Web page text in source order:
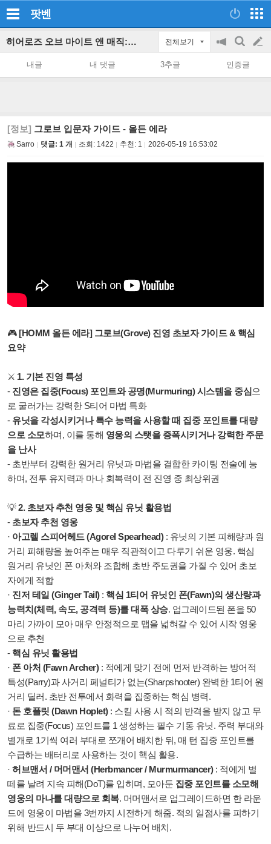
팟벤
히어로즈 오브 마이트 앤 매직: 올든 에라 파티 인벤 전체보기
공
on/off
검
색
글
쓰
내글 내 댓글 3추글 인증글
[정보] 그로브 입문자 가이드 - 올든 에라
Sarro 댓글: 1 개 조회: 1422 추천: 1 2026-05-19 16:53:02
🎮[HOMM 올든 에라] 그로브(Grove) 진영 초보자 가이드 & 핵심
요약
⚔️ 1. 기본 진영 특성
- 진영은 집중(Focus) 포인트와 공명(Murmuring) 시스템을 중심으
로 굴러가는 강력한 S티어 마법 특화
- 유닛을 각성시키거나 특수 능력을 사용할 때 집중 포인트를 대량
으로 소모하며, 이를 통해 영웅의 스탯을 증폭시키거나 강력한 주문
을 난사
- 초반부터 강력한 원거리 유닛과 마법을 결합한 카이팅 전술에 능
하며, 전투 유지력과 마나 회복력이 전 진영 중 최상위권
💡2. 초보자 추천 영웅 및 핵심 유닛 활용법
- 초보자 추천 영웅
· 아고렐 스피어헤드 (Agorel Spearhead): 유닛의 기본 피해량과 원
거리 피해량을 높여주는 매우 직관적이고 다루기 쉬운 영웅. 핵심
원거리 유닛인 폰 아처와 조합해 초반 주도권을 가질 수 있어 초보
자에게 적합
· 진저 테일 (Ginger Tail): 핵심 1티어 유닛인 폰(Fawn)의 생산량과
능력치(체력, 속도, 공격력 등)를 대폭 상승. 업그레이드된 폰을 50
마리 가까이 모아 매우 안정적으로 맵을 넓혀갈 수 있어 시작 영웅
으로 추천
- 핵심 유닛 활용법
· 폰 아처 (Fawn Archer): 적에게 맞기 전에 먼저 반격하는 방어적
특성(Parry)과 사거리 페널티가 없는(Sharpshooter) 완벽한 1티어 원
거리 딜러. 초반 전투에서 화력을 집중하는 핵심 병력.
· 돈 호플릿 (Dawn Hoplet): 스킬 사용 시 적의 반격을 받지 않고 무
료로 집중(Focus) 포인트를 1 생성하는 필수 기동 유닛. 주력 부대와
별개로 1기씩 여러 부대로 쪼개어 배치한 뒤, 매 턴 집중 포인트를
수급하는 배터리로 사용하는 것이 핵심 활용.
· 허브맨서 / 머머맨서 (Herbmancer / Murmurmancer): 적에게 벌
떼를 날려 지속 피해(DoT)를 입히며, 모아둔 집중 포인트를 소모해
영웅의 마나를 대량으로 회복. 머머맨서로 업그레이드하면 한 라운
드에 영웅이 마법을 3번까지 시전하게 해줌. 적의 일점사를 피하기
위해 반드시 두 부대 이상으로 나누어 배치.